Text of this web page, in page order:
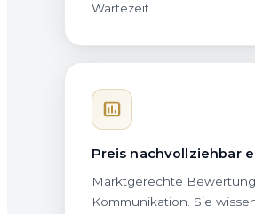
Wartezeit.
Preis nachvollziehbar
Marktgerechte
Kommunikation. Sie